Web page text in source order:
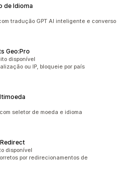
de Idioma
tradução GPT AI inteligente e converso
Geo:Pro
disponível
ou IP, bloqueie por país
seletor de moeda e idioma
disponível
por redirecionamentos de